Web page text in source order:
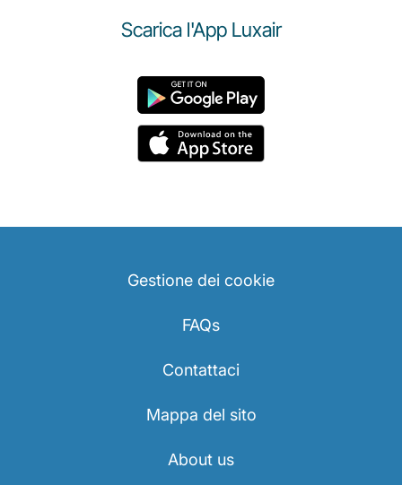
Scarica l'App Luxair
Gestione dei cookie
FAQs
Contattaci
Mappa del sito
About us